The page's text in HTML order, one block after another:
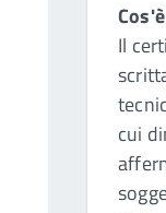
Il
cui